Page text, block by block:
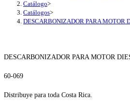
Catálogo>
Catálogos>
DESCARBONIZADOR PARA MOTOR
DESCARBONIZADOR PARA MOTOR
60-069
Distribuye para toda Costa Rica.